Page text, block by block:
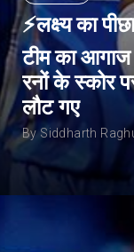
⚡लक्ष्य का
टीम का
रनों के स्कोर
लौट गए
By Siddharth